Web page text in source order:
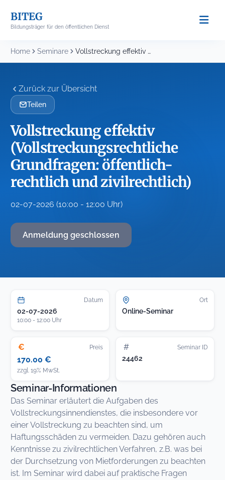
content
BITEG
Bildungsträger für den öffentlichen Dienst
Home Seminare Vollstreckung effektiv (Vollstreckungsrechtliche Grundfragen: öffentlich-rechtlich und zivilrechtlich)
Zurück zur Übersicht
Teilen
Vollstreckung effektiv
(Vollstreckungsrechtliche
Grundfragen: öffentlich-
rechtlich und zivilrechtlich)
02-07-2026 (10:00 - 12:00 Uhr)
Anmeldung geschlossen
Datum
02-07-2026
10:00 - 12:00 Uhr
Ort
Online-Seminar
€ Preis
170.00 €
zzgl. 19% MwSt.
# Seminar ID
24462
Seminar-Informationen
Das Seminar erläutert die Aufgaben des
Vollstreckungsinnendienstes, die insbesondere vor
einer Vollstreckung zu beachten sind, um
Haftungsschäden zu vermeiden. Dazu gehören auch
Kenntnisse zu zivilrechtlichen Verfahren, z.B. was bei
der Durchsetzung von Mietforderungen zu beachten
ist. Im Seminar wird dabei auf praktische Fragen